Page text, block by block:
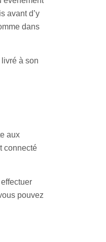
avant d’y
dans
à son
aux
connecté
pouvez